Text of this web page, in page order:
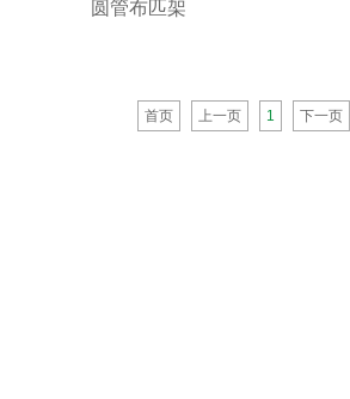
圆管布匹架
首页 上一页 1 下一页